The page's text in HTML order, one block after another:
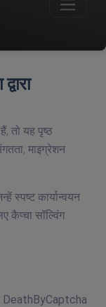
तो यह पृष्ठ
माइग्रेशन
स्पष्ट कार्यान्वयन
कैप्चा सॉल्विंग
DeathByCaptcha